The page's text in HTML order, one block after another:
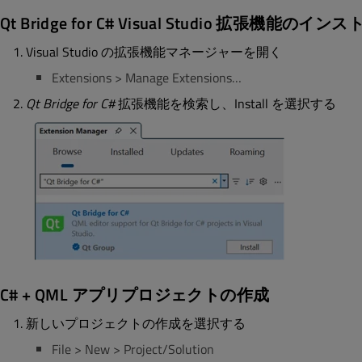
Qt Bridge for C# Visual Studio 拡張機能のインス
Visual Studio の拡張機能マネージャーを開く
Extensions > Manage Extensions…
Qt Bridge for C#拡張機能を検索し、Install を選択する
C# + QML アプリプロジェクトの作成
新しいプロジェクトの作成を選択する
File > New > Project/Solution